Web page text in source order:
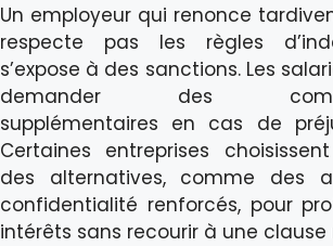
Un employeur qui renonce
respecte pas les règles
s’expose à des sanctions. Les
demander des
supplémentaires en cas de
Certaines entreprises
des alternatives, comme des
confidentialité renforcés, pour
intérêts sans recourir à une clause